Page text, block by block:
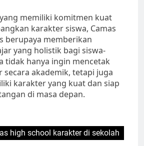
memiliki komitmen kuat
karakter siswa, Camas
berupaya memberikan
yang holistik bagi siswa-
tidak hanya ingin mencetak
secara akademik, tetapi juga
karakter yang kuat dan siap
di masa depan.
high school karakter di sekolah